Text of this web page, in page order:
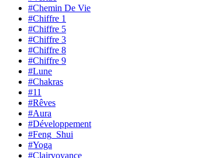
#Chemin De Vie
#Chiffre 1
#Chiffre 5
#Chiffre 3
#Chiffre 8
#Chiffre 9
#Lune
#Chakras
#11
#Rêves
#Aura
#Développement
#Feng_Shui
#Yoga
#Clairvoyance